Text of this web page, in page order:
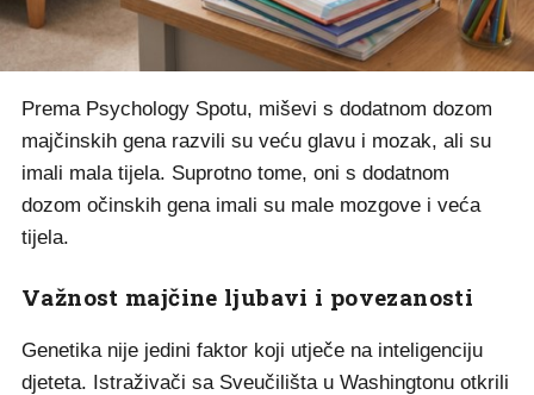
Prema Psychology Spotu, miševi s dodatnom dozom
majčinskih gena razvili su veću glavu i mozak, ali su
imali mala tijela. Suprotno tome, oni s dodatnom
dozom očinskih gena imali su male mozgove i veća
tijela.
Važnost majčine ljubavi i povezanosti
Genetika nije jedini faktor koji utječe na inteligenciju
djeteta. Istraživači sa Sveučilišta u Washingtonu otkrili